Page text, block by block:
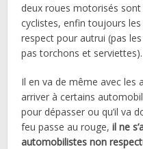
deux roues motorisés
cyclistes, enfin toujours
respect pour autrui (pas
pas torchons et serviettes).
Il en va de même avec les
arriver à certains
pour dépasser ou qu’il va
feu passe au rouge,il ne
automobilistes non